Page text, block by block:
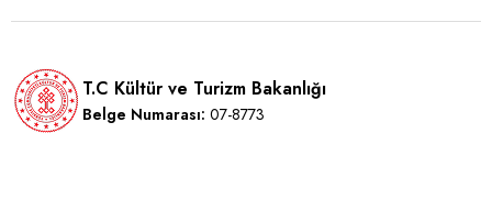
T.C Kültür ve Turizm Bakanlığı
Belge Numarası: 07-8773